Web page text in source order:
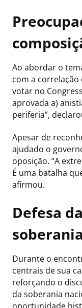
Ao abordar o
com a correlação
votar no
aprovada a)
periferia”,
Apesar de
ajudado o
oposição. “A
É uma batalha
afirmou.
Defesa
Durante o
centrais de sua
reforçando o
da soberania